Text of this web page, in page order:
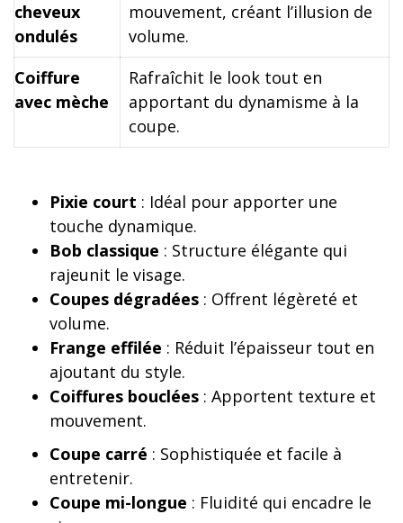
cheveux
ondulés
mouvement, créant l’illusion de
volume.
Coiffure
avec mèche
Rafraîchit le look tout en
apportant du dynamisme à la
coupe.
Pixie court : Idéal pour apporter une
touche dynamique.
Bob classique : Structure élégante qui
rajeunit le visage.
Coupes dégradées : Offrent légèreté et
volume.
Frange effilée : Réduit l’épaisseur tout en
ajoutant du style.
Coiffures bouclées : Apportent texture et
mouvement.
Coupe carré : Sophistiquée et facile à
entretenir.
Coupe mi-longue : Fluidité qui encadre le